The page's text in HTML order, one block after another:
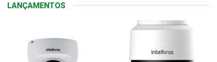
LANÇAMENTOS